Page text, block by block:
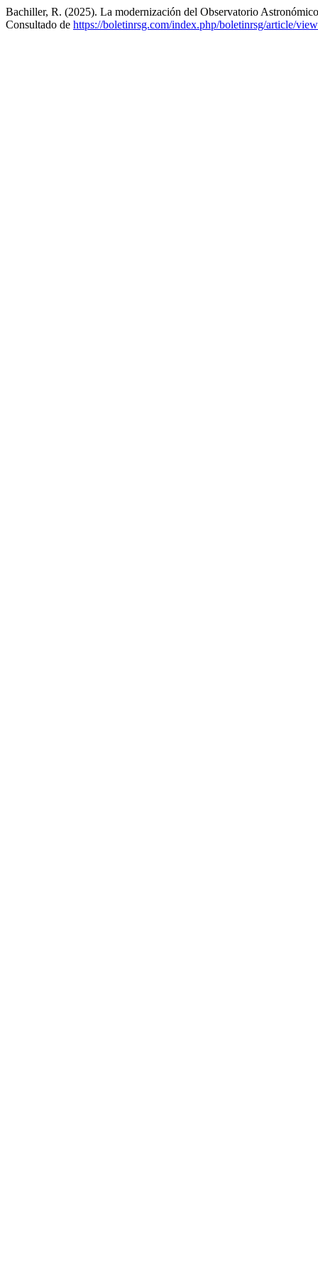
Bachiller, R. (2025). La modernización del Observatorio
Consultado de https://boletinrsg.com/index.php/boletinrsg/article/